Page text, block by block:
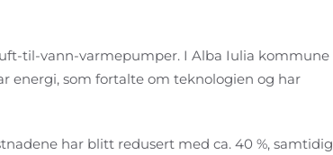
til-vann-varmepumper. I Alba Iulia kommune
energi, som fortalte om teknologien og har
har blitt redusert med ca. 40 %, samtidig